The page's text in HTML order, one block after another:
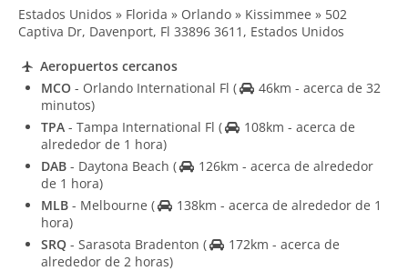
Estados Unidos » Florida » Orlando » Kissimmee » 502
Captiva Dr, Davenport, Fl 33896 3611, Estados Unidos
Aeropuertos cercanos
MCO - Orlando International Fl (
46km - acerca de 32
minutos)
TPA - Tampa International Fl (
108km - acerca de
alrededor de 1 hora)
DAB - Daytona Beach (
126km - acerca de alrededor
de 1 hora)
MLB - Melbourne (
138km - acerca de alrededor de 1
hora)
SRQ - Sarasota Bradenton (
172km - acerca de
alrededor de 2 horas)